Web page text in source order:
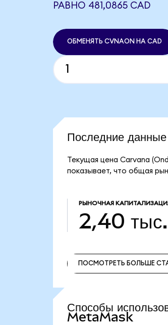
РАВНО 481,0865 CAD
ОБМЕНЯТЬ CVNAON НА CAD
Последние
Текущая цена Carvana
показывает, что общая
РЫНОЧНАЯ
2,40
ПОСМОТРЕТЬ БОЛЬШЕ
Способы
MetaMask